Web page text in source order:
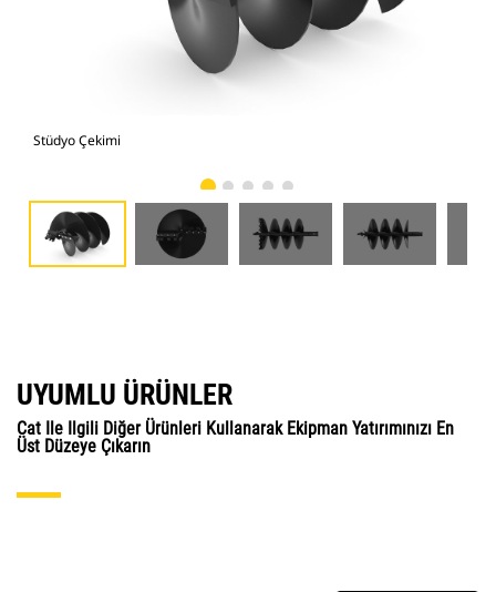
Stüdyo Çekimi
UYUMLU ÜRÜNLER
Cat Ile Ilgili Diğer Ürünleri Kullanarak Ekipman Yatırımınızı En
Üst Düzeye Çıkarın